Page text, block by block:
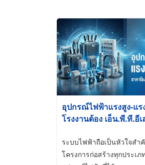
อุปกรณ์ไฟฟ้าแรงสูง-แร
โรงงานต้อง เอ็น.พี.ที.อี
ระบบไฟฟ้าถือเป็นหัวใจสำ
โครงการก่อสร้างทุกประเภ